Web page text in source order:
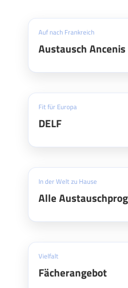
Auf nach Frankreich
Austausch Ancenis
Fit für Europa
DELF
In der Welt zu Hause
Alle
Vielfalt
Fächerangebot